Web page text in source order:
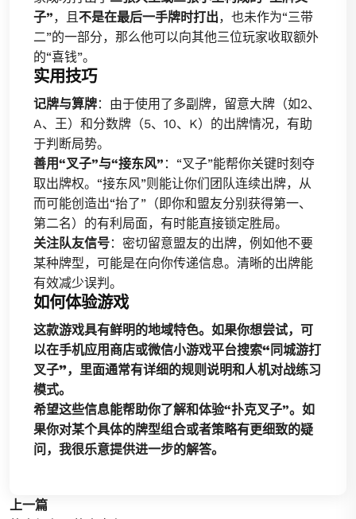
子”，且 不是在最后一手牌时打出，也未作为“三带
二”的一部分，那么他可以向其他三位玩家收取额外
的“喜钱”。
实用技巧
记牌与算牌：由于使用了多副牌，留意大牌（如2、
A、王）和分数牌（5、10、K）的出牌情况，有助
于判断局势。
善用“叉子”与“接东风” ：“叉子”能帮你关键时刻夺
取出牌权。“接东风”则能让你们团队连续出牌，从
而可能创造出“抬了”（即你和盟友分别获得第一、
第二名）的有利局面，有时能直接锁定胜局。
关注队友信号：密切留意盟友的出牌，例如他不要
某种牌型，可能是在向你传递信息。清晰的出牌能
有效减少误判。
如何体验游戏
这款游戏具有鲜明的地域特色。如果你想尝试，可
以在手机应用商店或微信小游戏平台搜索“同城游打
叉子”，里面通常有详细的规则说明和人机对战练习
模式。
希望这些信息能帮助你了解和体验“扑克叉子”。如
果你对某个具体的牌型组合或者策略有更细致的疑
问，我很乐意提供进一步的解答。
上一篇